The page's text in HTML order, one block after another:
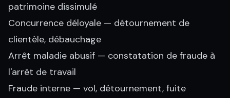
patrimoine dissimulé
Concurrence déloyale — détournement de
clientèle, débauchage
Arrêt maladie abusif — constatation de fraude à
l'arrêt de travail
Fraude interne — vol, détournement, fuite